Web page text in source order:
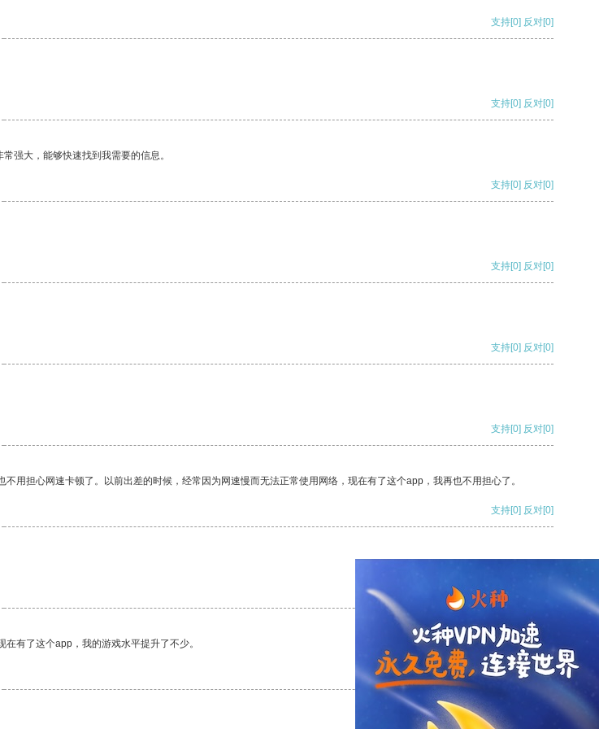
支持[0] 反对[0]
支持[0] 反对[0]
强大，能够快速找到我需要的信息。
支持[0] 反对[0]
支持[0] 反对[0]
支持[0] 反对[0]
支持[0] 反对[0]
用担心网速卡顿了。以前出差的时候，经常因为网速慢而无法正常使用网络，现在有了这个app，我再也不用担心了。
支持[0] 反对[0]
支持
有了这个app，我的游戏水平提升了不少。
支持[0] 反对[0]